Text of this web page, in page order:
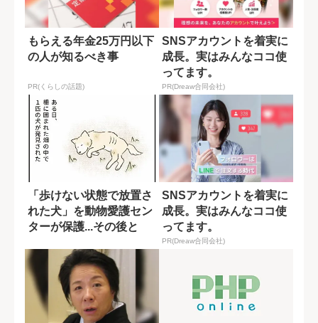
もらえる年金25万円以下
の人が知るべき事
PR(くらしの話題)
SNSアカウントを着実に
成長。実はみんなココ使
ってます。
PR(Dreaw合同会社)
「歩けない状態で放置さ
れた犬」を動物愛護セン
ターが保護...その後と
SNSアカウントを着実に
成長。実はみんなココ使
ってます。
PR(Dreaw合同会社)